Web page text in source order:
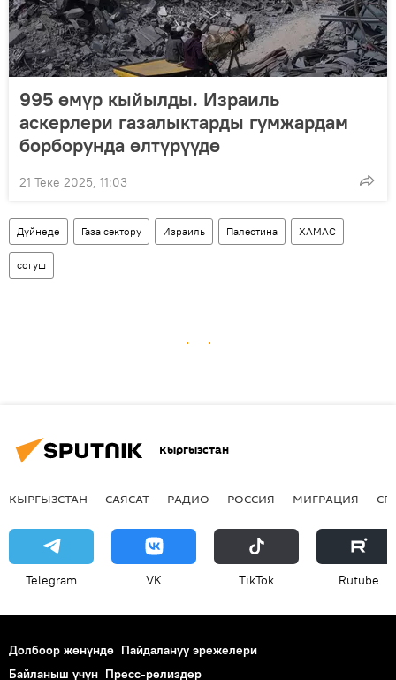
995 өмүр кыйылды. Израиль
аскерлери газалыктарды гумжардам
борборунда өлтүрүүдө
21 Теке 2025, 11:03
Дүйнөдө Газа сектору Израиль Палестина ХАМАС
согуш
Кыргызстан
КЫРГЫЗСТАН САЯСАТ РАДИО РОССИЯ МИГРАЦИЯ
Telegram VK ТikТоk Rutube
Долбоор жөнүндө Пайдалануу эрежелери
Байланыш үчүн Пресс-релиздер